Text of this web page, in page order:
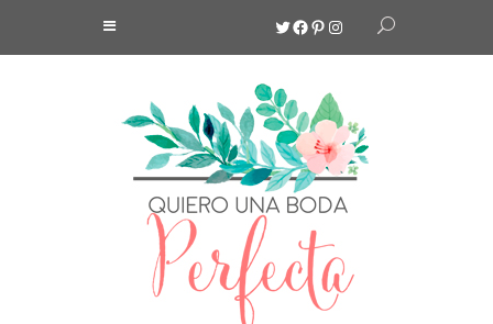
Twitter
Facebook
Pinterest
Instagram